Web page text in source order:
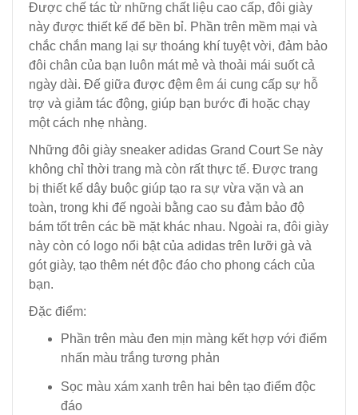
Được chế tác từ những chất liệu cao cấp, đôi giày
này được thiết kế để bền bỉ. Phần trên mềm mại và
chắc chắn mang lại sự thoáng khí tuyệt vời, đảm bảo
đôi chân của bạn luôn mát mẻ và thoải mái suốt cả
ngày dài. Đế giữa được đệm êm ái cung cấp sự hỗ
trợ và giảm tác động, giúp bạn bước đi hoặc chạy
một cách nhẹ nhàng.
Những đôi giày sneaker adidas Grand Court Se này
không chỉ thời trang mà còn rất thực tế. Được trang
bị thiết kế dây buộc giúp tạo ra sự vừa vặn và an
toàn, trong khi đế ngoài bằng cao su đảm bảo độ
bám tốt trên các bề mặt khác nhau. Ngoài ra, đôi giày
này còn có logo nổi bật của adidas trên lưỡi gà và
gót giày, tạo thêm nét độc đáo cho phong cách của
bạn.
Đặc điểm:
Phần trên màu đen mịn màng kết hợp với điểm
nhấn màu trắng tương phản
Sọc màu xám xanh trên hai bên tạo điểm độc
đáo